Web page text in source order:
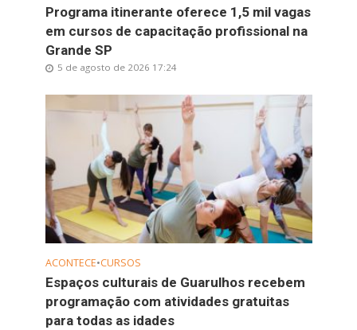
Programa itinerante oferece 1,5 mil vagas
em cursos de capacitação profissional na
Grande SP
5 de agosto de 2026 17:24
ACONTECE•CURSOS
Espaços culturais de Guarulhos recebem
programação com atividades gratuitas
para todas as idades